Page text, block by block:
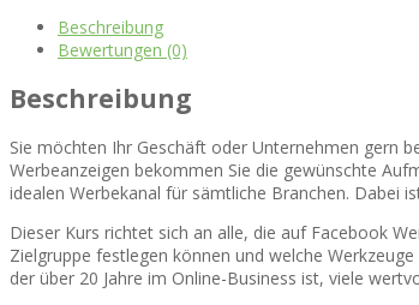
Beschreibung
Bewertungen (0)
Beschreibung
Sie möchten Ihr Geschäft oder Unternehmen gern
Werbeanzeigen bekommen Sie die gewünschte
idealen Werbekanal für sämtliche Branchen. Dabei
Dieser Kurs richtet sich an alle, die auf Facebook
Zielgruppe festlegen können und welche
der über 20 Jahre im Online-Business ist, viele